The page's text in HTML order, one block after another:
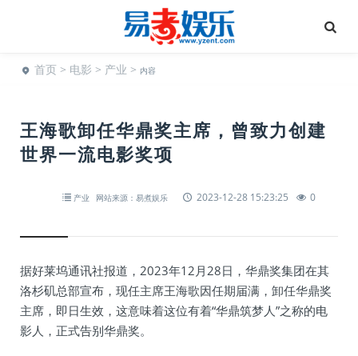
首页 > 电影 > 产业 > 内容
王海歌卸任华鼎奖主席，曾致力创建
世界一流电影奖项
产业 网站来源：易煮娱乐 2023-12-28 15:23:25 0
据好莱坞通讯社报道，2023年12月28日，华鼎奖集团在其
洛杉矶总部宣布，现任主席王海歌因任期届满，卸任华鼎奖
主席，即日生效，这意味着这位有着“华鼎筑梦人”之称的电
影人，正式告别华鼎奖。